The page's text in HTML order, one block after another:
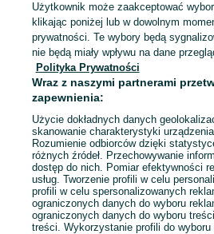
Mapa kategorii
Mapa miejscowości
Mapa ministron
Popularne wyszukiwania
Użytkownik może zaakceptować
klikając poniżej lub w dowolnym
prywatności. Te wybory będą
nie będą miały wpływu na dane
Polityka Prywatności
Wraz z naszymi partnerami
zapewnienia:
Użycie dokładnych danych
skanowanie charakterystyki
Rozumienie odbiorców dzięki
różnych źródeł. Przechowywanie
dostęp do nich. Pomiar efektywności
usług. Tworzenie profili w celu
profili w celu spersonalizowanych
ograniczonych danych do wyboru
ograniczonych danych do wyboru
treści. Wykorzystanie profili do